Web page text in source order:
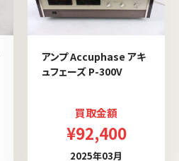
アンプ Accuphase アキ
ュフェーズ P-300V
買取金額
¥92,400
2025年03月